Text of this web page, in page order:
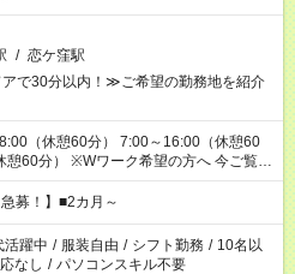
/ 恋ケ窪駅
で30分以内！≫ご希望の勤務地を紹介
の方へ 今ご覧の
間と、もう1つのお仕事の勤務時間の合
ければOKです。
募！】■2カ月～
活躍中 / 服装自由 / シフト勤務 / 10名以
なし / パソコンスキル不要